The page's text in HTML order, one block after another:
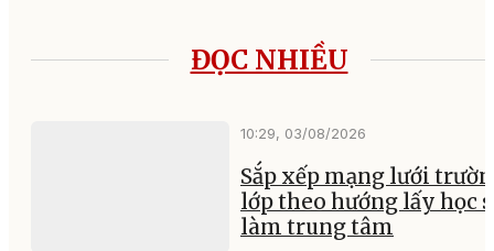
ĐỌC NHIỀU
10:29, 03/08/2026
Sắp xếp mạng lưới
lớp theo hướng lấy học
làm trung tâm